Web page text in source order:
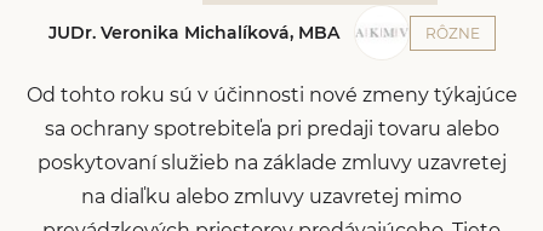
JUDr. Veronika Michalíková, MBA RÔZNE
Od tohto roku sú v účinnosti nové zmeny týkajúce
sa ochrany spotrebiteľa pri predaji tovaru alebo
poskytovaní služieb na základe zmluvy uzavretej
na diaľku alebo zmluvy uzavretej mimo